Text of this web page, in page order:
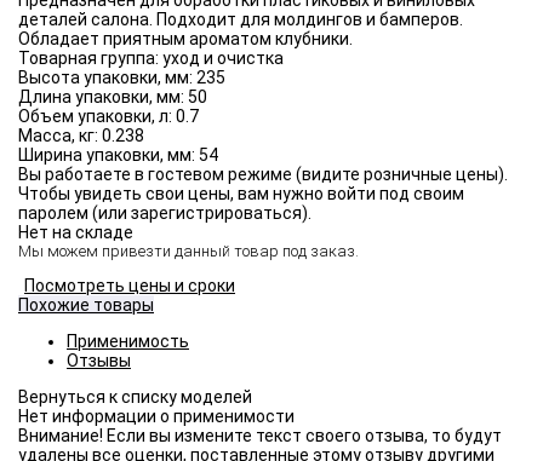
деталей салона. Подходит для молдингов и бамперов.
Обладает приятным ароматом клубники.
Товарная группа: уход и очистка
Высота упаковки, мм: 235
Длина упаковки, мм: 50
Объем упаковки, л: 0.7
Масса, кг: 0.238
Ширина упаковки, мм: 54
Вы работаете в гостевом режиме (видите розничные цены).
Чтобы увидеть свои цены, вам нужно войти под своим
паролем (или зарегистрироваться).
Нет на складе
Мы можем привезти данный товар под заказ.
Посмотреть цены и сроки
Похожие товары
Применимость
Отзывы
Нет информации о применимости
Внимание! Если вы измените текст своего отзыва, то будут
удалены все оценки, поставленные этому отзыву другими